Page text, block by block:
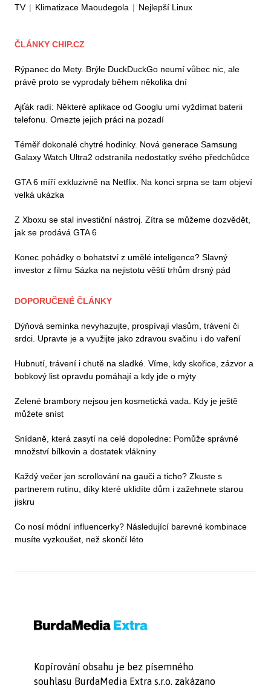
TV | Klimatizace Maoudegola | Nejlepší Linux
ČLÁNKY CHIP.CZ
Rýpanec do Mety. Brýle DuckDuckGo neumí vůbec nic, ale
právě proto se vyprodaly během několika dní
Ajťák radí: Některé aplikace od Googlu umí vyždímat baterii
telefonu. Omezte jejich práci na pozadí
Téměř dokonalé chytré hodinky. Nová generace Samsung
Galaxy Watch Ultra2 odstranila nedostatky svého předchůdce
GTA 6 míří exkluzivně na Netflix. Na konci srpna se tam objeví
velká ukázka
Z Xboxu se stal investiční nástroj. Zítra se můžeme dozvědět,
jak se prodává GTA 6
Konec pohádky o bohatství z umělé inteligence? Slavný
investor z filmu Sázka na nejistotu věští trhům drsný pád
DOPORUČENÉ ČLÁNKY
Dýňová semínka nevyhazujte, prospívají vlasům, trávení či
srdci. Upravte je a využijte jako zdravou svačinu i do vaření
Hubnutí, trávení i chutě na sladké. Víme, kdy skořice, zázvor a
bobkový list opravdu pomáhají a kdy jde o mýty
Zelené brambory nejsou jen kosmetická vada. Kdy je ještě
můžete sníst
Snídaně, která zasytí na celé dopoledne: Pomůže správné
množství bílkovin a dostatek vlákniny
Každý večer jen scrollování na gauči a ticho? Zkuste s
partnerem rutinu, díky které uklidíte dům i zažehnete starou
jiskru
Co nosí módní influencerky? Následující barevné kombinace
musíte vyzkoušet, než skončí léto
Kopírování obsahu je bez písemného
souhlasu BurdaMedia Extra s.r.o. zakázano